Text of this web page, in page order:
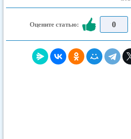
Оцените статью: 0